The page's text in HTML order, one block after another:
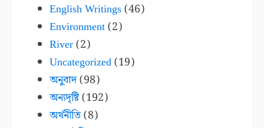
English Writings(46)
Environment(2)
River(2)
Uncategorized(19)
অনুবাদ(98)
অন্যদৃষ্টি(192)
অর্থনীতি(8)